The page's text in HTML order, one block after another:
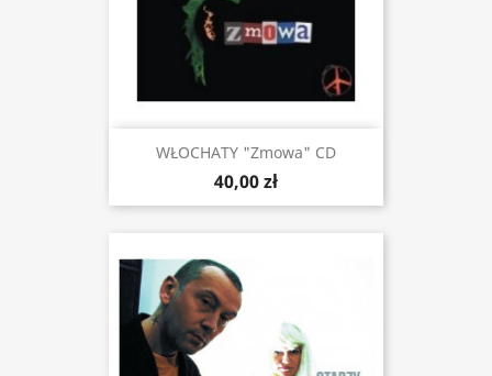
WŁOCHATY "Zmowa" CD
40,00 zł